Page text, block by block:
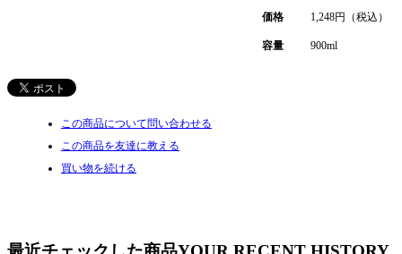
価格 1,248円（税込）
容量 900ml
この商品について問い合わせる
この商品を友達に教える
買い物を続ける